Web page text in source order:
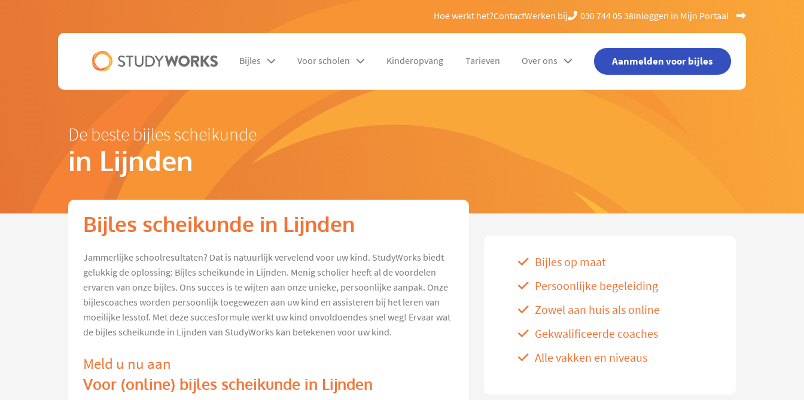
Hoe werkt het?ContactWerken bij 030 744 05 38Inloggen in Mijn Portaal
Bijles Voor scholen Kinderopvang Tarieven Over ons Aanmelden voor bijles
De beste bijles scheikunde
in Lijnden
Bijles scheikunde in Lijnden
Jammerlijke schoolresultaten? Dat is natuurlijk vervelend voor uw kind. StudyWorks biedt
gelukkig de oplossing: Bijles scheikunde in Lijnden. Menig scholier heeft al de voordelen
ervaren van onze bijles. Ons succes is te wijten aan onze unieke, persoonlijke aanpak. Onze
bijlescoaches worden persoonlijk toegewezen aan uw kind en assisteren bij het leren van
moeilijke lesstof. Met deze succesformule werkt uw kind onvoldoendes snel weg! Ervaar wat
de bijles scheikunde in Lijnden van StudyWorks kan betekenen voor uw kind.
Meld u nu aan
Voor (online) bijles scheikunde in Lijnden
Bijles op maat
Persoonlijke begeleiding
Zowel aan huis als online
Gekwalificeerde coaches
Alle vakken en niveaus